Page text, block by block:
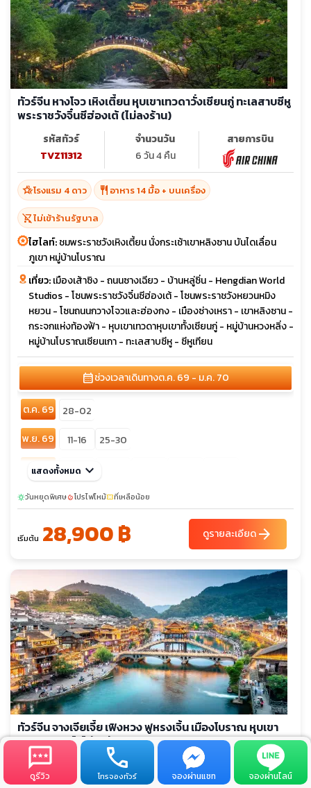
ทัวร์จีน หางโจว เหิงเตี้ยน หุบเขาเทวดาวั่งเชียนกู่ ทะเลสาบซีหู
พระราชวังจิ๋นซีฮ่องเต้ (ไม่ลงร้าน)
รหัสทัวร์
TVZ11312
จำนวนวัน
6 วัน 4 คืน
สายการบิน
hotel_classโรงแรม 4 ดาว restaurant อาหาร 14 มื้อ + บนเครื่อง
shopping_cart_offไม่เข้าร้านรัฐบาล
ไฮไลท์:ชมพระราชวังเหิงเตี้ยน นั่งกระเช้าเขาหลิงซาน บันไดเลื่อน
ภูเขา หมู่บ้านโบราณ
เที่ยว:เมืองเส้าซิง - ถนนซางเฉียว - บ้านหลู่ซิ่น - Hengdian World
Studios - โซนพระราชวังจิ๋นซีฮ่องเต้ - โซนพระราชวังหยวนหมิง
หยวน - โซนถนนกวางโจวและฮ่องกง - เมืองซ่างเหรา - เขาหลิงซาน -
กระจกแห่งท้องฟ้า - หุบเขาเทวดาหุบเขาทั้งเซียนกู่ - หมู่บ้านหวงหลิ่ง -
หมู่บ้านโบราณเซียนเกา - ทะเลสาบซีหู - ซีหูเทียน
calendar_monthช่วงเวลาเดินทางต.ค. 69 - ม.ค. 70
ต.ค. 69
28-02
พ.ย. 69
11-16
25-30
ธ.ค. 69 02-07
แสดงทั้งหมด keyboard_arrow_down
sunnyวันหยุดพิเศษlocal_fire_departmentโปรไฟไหม้confirmation_numberที่เหลือน้อย
เริ่มต้น 28,900 ฿ ดูรายละเอียดarrow_forward
ทัวร์จีน จางเจียเจี้ย เฟิงหวง ฟูหรงเจิ้น เมืองโบราณ หุบเขา
ประตูสวรรค์ (ไม่ลงร้าน)
รหัสทัวร์
TVZ11474
6 วัน 5 คืน
สายการบิน
ดูรีวิว โทรจองทัวร์ จองผ่านแชท จองผ่านไลน์